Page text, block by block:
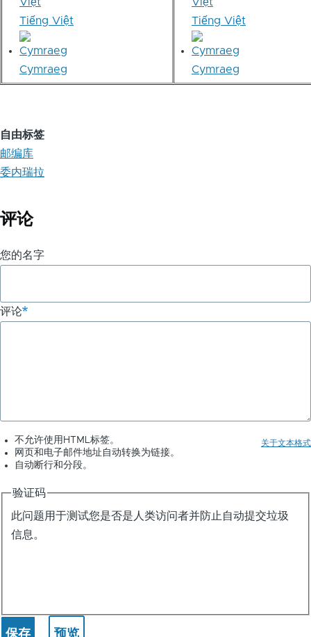
Tiếng Việt
Cymraeg
Tiếng Việt
Cymraeg
自由标签
邮编库
委内瑞拉
评论
您的名字
评论
关于文本格式
不允许使用HTML标签。
网页和电子邮件地址自动转换为链接。
自动断行和分段。
验证码
此问题用于测试您是否是人类访问者并防止自动提交垃圾
信息。